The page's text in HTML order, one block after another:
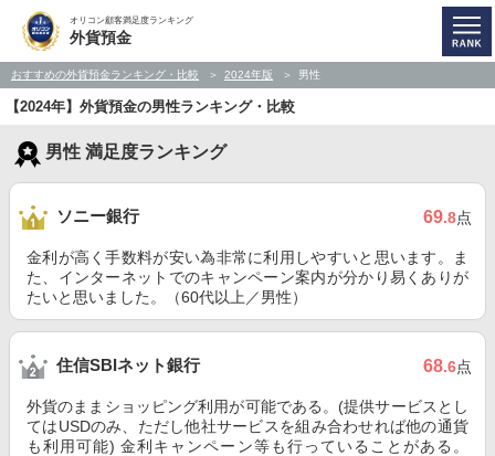
オリコン顧客満足度ランキング
外貨預金
おすすめの外貨預金ランキング・比較 2024年版 男性
【2024年】外貨預金の男性ランキング・比較
男性 満足度ランキング
ソニー銀行 69.8点
金利が高く手数料が安い為非常に利用しやすいと思います。ま
た、インターネットでのキャンペーン案内が分かり易くありが
たいと思いました。（60代以上／男性）
住信SBIネット銀行 68.6点
外貨のままショッピング利用が可能である。(提供サービスとし
てはUSDのみ、ただし他社サービスを組み合わせれば他の通貨
も利用可能) 金利キャンペーン等も行っていることがある。